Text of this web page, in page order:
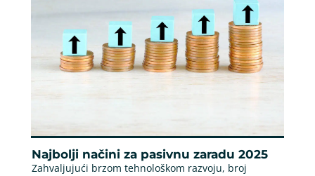
Najbolji načini za pasivnu zaradu 2025
Zahvaljujući brzom tehnološkom razvoju, broj